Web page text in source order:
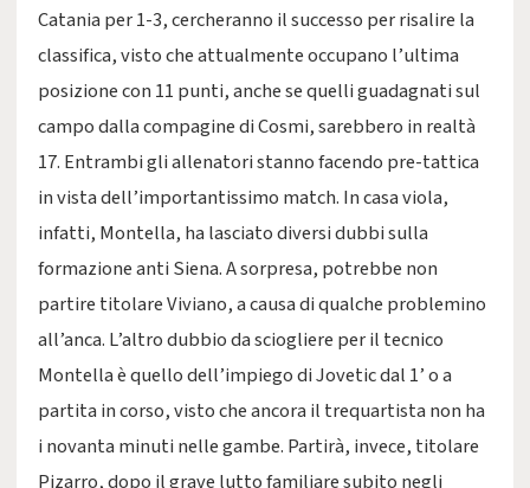
Catania per 1-3, cercheranno il successo per risalire la
classifica, visto che attualmente occupano l’ultima
posizione con 11 punti, anche se quelli guadagnati sul
campo dalla compagine di Cosmi, sarebbero in realtà
17. Entrambi gli allenatori stanno facendo pre-tattica
in vista dell’importantissimo match. In casa viola,
infatti, Montella, ha lasciato diversi dubbi sulla
formazione anti Siena. A sorpresa, potrebbe non
partire titolare Viviano, a causa di qualche problemino
all’anca. L’altro dubbio da sciogliere per il tecnico
Montella è quello dell’impiego di Jovetic dal 1’ o a
partita in corso, visto che ancora il trequartista non ha
i novanta minuti nelle gambe. Partirà, invece, titolare
Pizarro, dopo il grave lutto familiare subito negli